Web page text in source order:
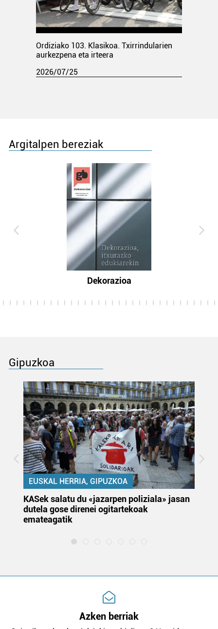
Ordiziako 103. Klasikoa. Txirrindularien
aurkezpena eta irteera
2026/07/25
Argitalpen bereziak
Dekorazioa
Gipuzkoa
EUSKAL HERRIA, GIPUZKOA
KASek salatu du «jazarpen poliziala» jasan
dutela gose direnei ogitartekoak
emateagatik
Azken berriak